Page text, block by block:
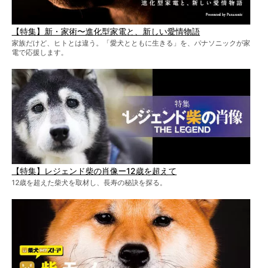
【特集】新・家術〜進化型家電と、新しい愛情物語
家族だけど、ヒトとは違う。「愛犬とともに生きる」を、パナソニックが家
電で応援します。
【特集】レジェンド柴の肖像ー12歳を超えて
12歳を超えた柴犬を取材し、長寿の秘訣を探る。